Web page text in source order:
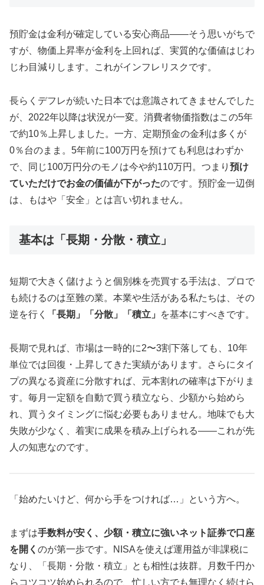
預貯金は金利が確定している安心商品——そう思いがちで
すが、物価上昇率が金利を上回れば、実質的な価値はじわ
じわ目減りします。これがインフレリスクです。
長らくデフレが続いた日本では意識されてきませんでした
が、2022年以降は状況が一変。消費者物価指数はこの5年
で約10％上昇しました。一方、定期預金の金利は多くが
0％台のまま。5年前に100万円を預けても利息はわずか
で、同じ100万円分のモノは今や約110万円。つまり 預け
ていただけでお金の価値が下がったのです。預貯金一辺倒
は、もはや「安全」とは言い切れません。
基本は「長期・分散・積立」
短期で大きく儲けようと個別株を売買する手法は、プロで
も続けるのは至難の業。本業や生活がある私たちは、その
逆を行く
「長期」「分散」「積立」 を基本にすべきです。
長期で見れば、市場は一時的に2〜3割下落しても、10年
単位では回復・上昇してきた実績があります。さらにタイ
プの異なる資産に分散すれば、元本割れの確率は下がりま
す。毎月一定額を自動で買う積立なら、少額から始めら
れ、買うタイミングに悩む必要もありません。地味でも大
失敗が少なく、着実に成果を積み上げられる——これが先
人の知恵なのです。
「始めたいけど、何から手をつければ…」という方へ。
まずは手数料が安く、少額・積立に強いネット証券で口座
を開く のが第一歩です。NISAを使えば運用益が非課税に
なり、「長期・分散・積立」とも相性は抜群。月数千円か
らコツコツ始められるので、忙しい方でも無理なく続けら